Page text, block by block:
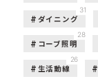
ダイニング
31
コーブ照明
28
生活動線
26